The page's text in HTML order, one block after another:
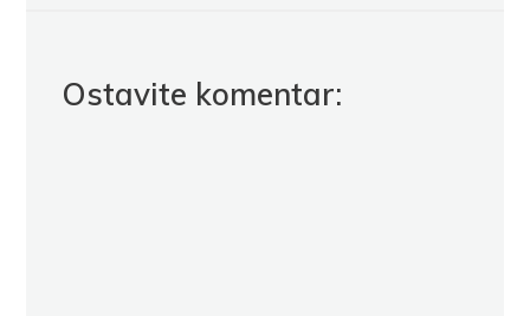
Ostavite komentar: